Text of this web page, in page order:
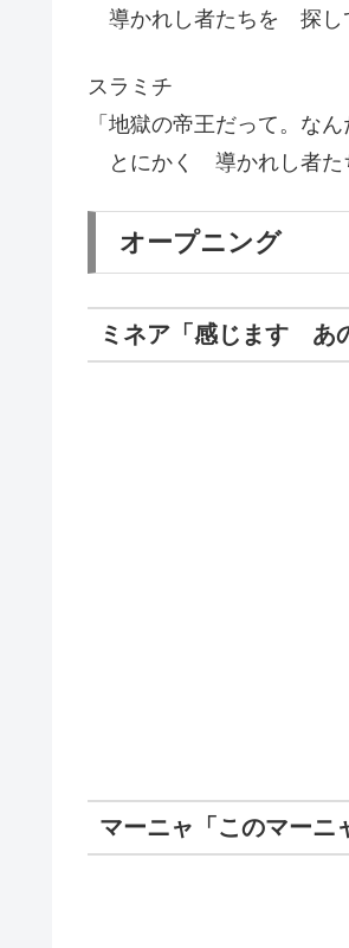
導かれし者たちを 探し
スラミチ
「地獄の帝王だって。な
とにかく 導かれし者た
オープニング
ミネア「感じます あ
マーニャ「このマーニ